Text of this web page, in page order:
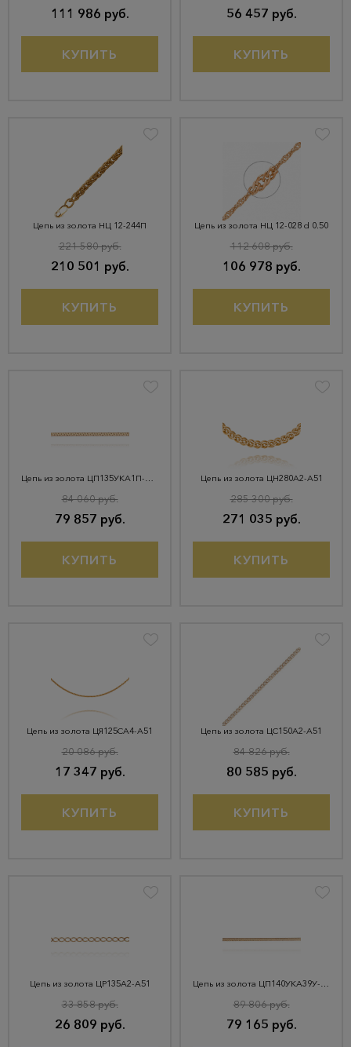
111 986 руб.
КУПИТЬ
56 457 руб.
КУПИТЬ
Цепь из золота НЦ 12-244П
210 501 руб.
221 580 руб.
КУПИТЬ
Цепь из золота НЦ 12-028 d 0.50
106 978 руб.
112 608 руб.
КУПИТЬ
Цепь из золота ЦП135УКА1П-А51
79 857 руб.
84 060 руб.
КУПИТЬ
Цепь из золота ЦН280А2-А51
271 035 руб.
285 300 руб.
КУПИТЬ
Цепь из золота ЦЯ125СА4-А51
17 347 руб.
20 086 руб.
КУПИТЬ
Цепь из золота ЦС150А2-А51
80 585 руб.
84 826 руб.
КУПИТЬ
Цепь из золота ЦР135А2-А51
26 809 руб.
33 858 руб.
Цепь из золота ЦП140УКА39У-А51
79 165 руб.
89 806 руб.